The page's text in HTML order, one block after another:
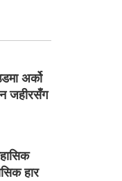
अर्को
जहीरसँग
हार